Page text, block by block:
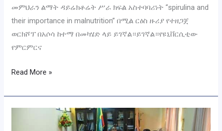
መምህራን ልማት ዳይሬክቶሬት ሥራ ክፍል አስተባባሪነት “spirulina and
their importance in malnutrition” በሚል ርዕስ ዙሪያ የተዘጋጀ
ወርክሾፕ በአሶሳ ከተማ በመካሄድ ላይ ይገኛል።ይገኛል።የዩኒቨርሲቲው
የምርምርና
Read More »